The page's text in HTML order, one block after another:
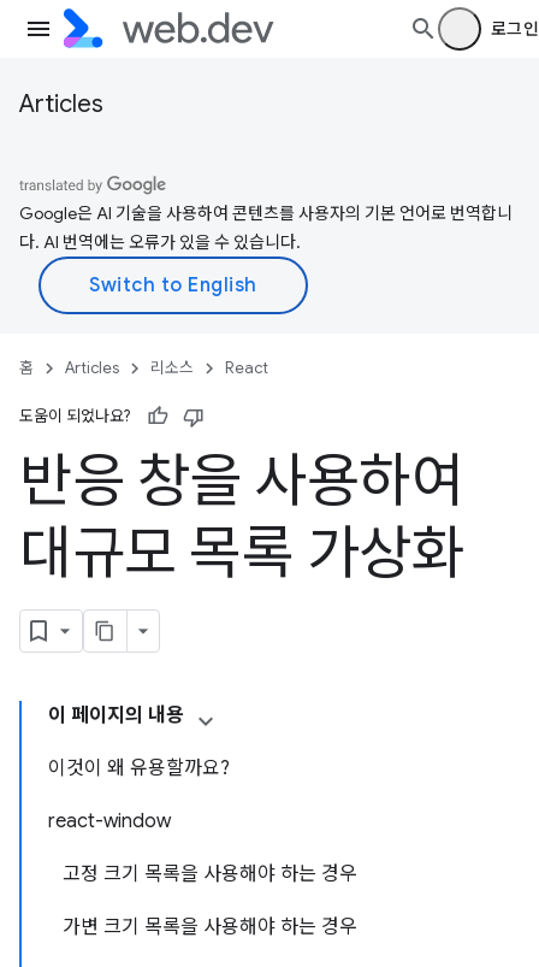
로그인
Articles
Google은 AI 기술을 사용하여 콘텐츠를 사용자의 기본 언어로 번역합니
다. AI 번역에는 오류가 있을 수 있습니다.
홈 Articles 리소스 React
도움이 되었나요?
반응 창을 사용하여
대규모 목록 가상화
이 페이지의 내용
이것이 왜 유용할까요?
react-window
고정 크기 목록을 사용해야 하는 경우
가변 크기 목록을 사용해야 하는 경우